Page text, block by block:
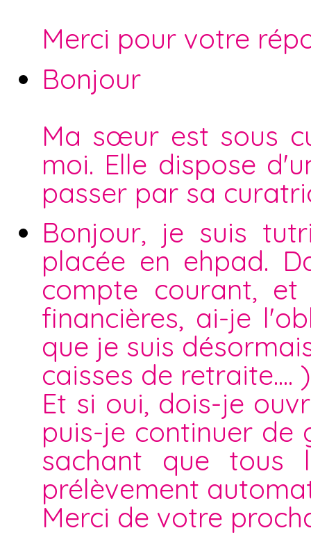
Merci pour votre
Bonjour
Ma sœur est sous
moi. Elle dispose
passer par sa
Bonjour, je suis
placée en ehpad.
compte courant,
financières, ai-je
que je suis
caisses de retraite....
Et si oui, dois-je
puis-je continuer de
sachant que tous
prélèvement
Merci de votre